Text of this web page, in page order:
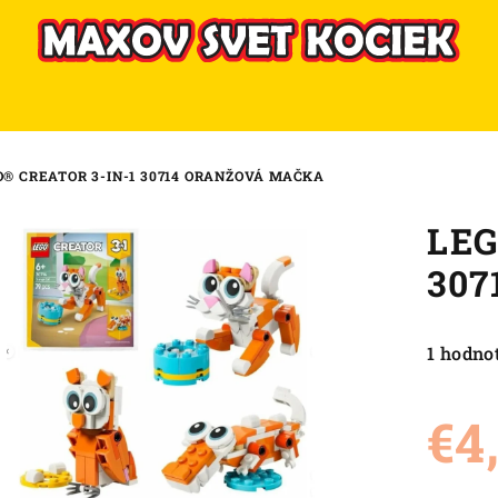
CREATOR 3-IN-1 30714 ORANŽOVÁ MAČKA
je
5,0
1